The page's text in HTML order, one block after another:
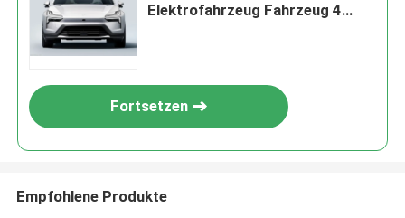
Elektrofahrzeug Fahrzeug 4
Fortsetzen
Empfohlene Produkte